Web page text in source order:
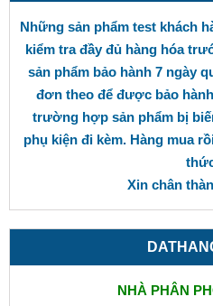
Những sản phẩm test khách
kiểm tra đầy đủ hàng hóa
sản phẩm bảo hành 7 ngày
đơn theo để được bảo
trường hợp sản phẩm bị
phụ kiện đi kèm. Hàng mua
Xin chân
NHÀ PHÂN